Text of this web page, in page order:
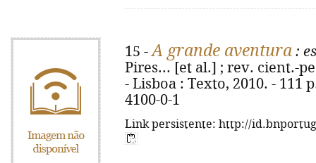
15 -A grande aventura :
Pires... [et al.] ; rev. cient.-
- Lisboa : Texto, 2010. - 111
4100-0-1
Link persistente: http://